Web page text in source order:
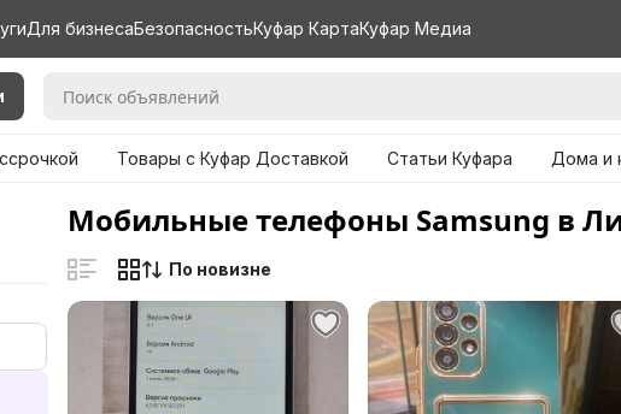
Для бизнесаБезопасностьКуфар КартаКуфар Медиа
Товары с Куфар Доставкой Статьи Куфара Дома и
Мобильные телефоны Samsung в
По новизне